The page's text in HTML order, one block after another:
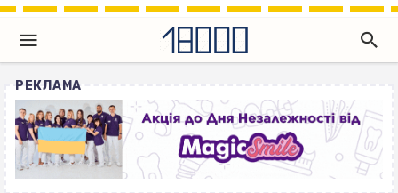
РЕКЛАМА